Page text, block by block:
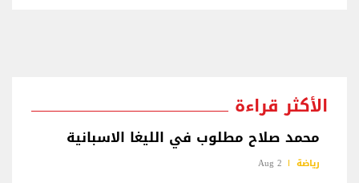
الأكثر قراءة
محمد صلاح مطلوب في الليغا الاسبانية
رياضة 2 Aug